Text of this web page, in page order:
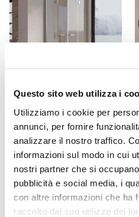
Questo sito web utilizza i
Utilizziamo i cookie per
annunci, per fornire
analizzare il nostro traffico.
informazioni sul modo in cui
nostri partner che si
pubblicità e social media, i
con altre informazioni che ha
raccolto dal suo utilizzo dei
Colore
Caratteristiche
Getti Idromassaggio|
doppio soffietto vetro
anticalcare trasparente
profilo cromo 195h - Flexy
€ 453,00